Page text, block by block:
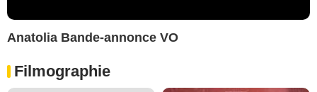
Anatolia Bande-annonce VO
Filmographie